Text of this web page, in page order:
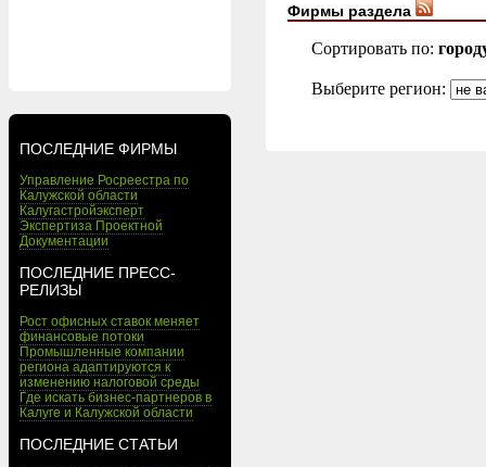
ПОСЛЕДНИЕ ФИРМЫ
Управление Росреестра по
Калужской области
Калугастройэксперт
Экспертиза Проектной
Документации
ПОСЛЕДНИЕ ПРЕСС-
РЕЛИЗЫ
Рост офисных ставок меняет
финансовые потоки
Промышленные компании
региона адаптируются к
изменению налоговой среды
Где искать бизнес-партнеров в
Калуге и Калужской области
ПОСЛЕДНИЕ СТАТЬИ
Фирмы раздела
Сортировать по:
Выберите регион: